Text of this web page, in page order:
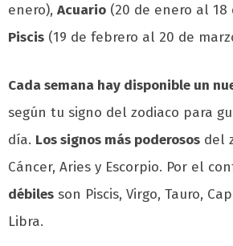
enero), Acuario (20 de enero al 18
Piscis (19 de febrero al 20 de
Cada semana hay disponible un
según tu signo del zodiaco para
día. Los signos más poderosos del
Cáncer, Aries y Escorpio. Por el
débiles son Piscis, Virgo, Tauro,
Libra.